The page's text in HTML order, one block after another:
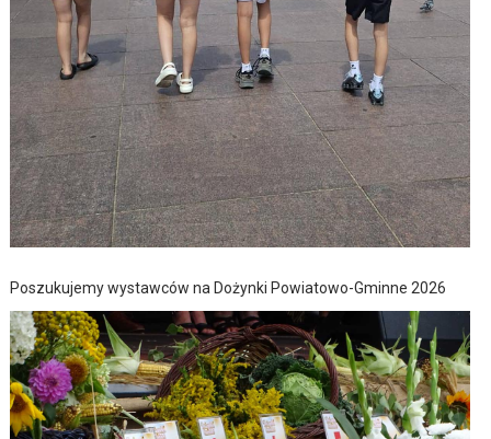
Poszukujemy wystawców na Dożynki Powiatowo-Gminne 2026